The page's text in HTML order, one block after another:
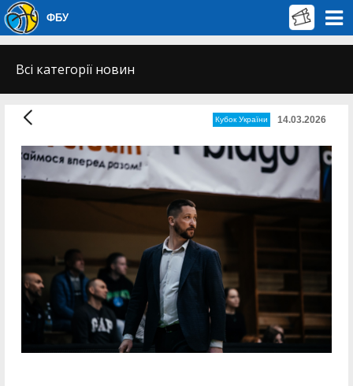
ФБУ
Всі категорії новин
Кубок України 14.03.2026